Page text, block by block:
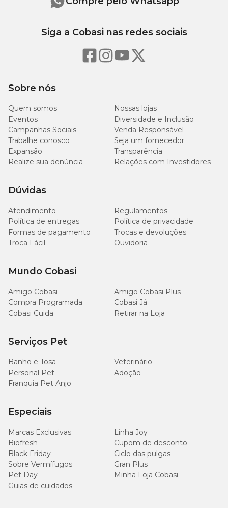
Sobre nós
Quem somos
Nossas lojas
Eventos
Diversidade e Inclusão
Campanhas Sociais
Venda Responsável
Trabalhe conosco
Seja um fornecedor
Expansão
Transparência
Realize sua denúncia
Relações com Investidores
Dúvidas
Atendimento
Regulamentos
Política de entregas
Política de privacidade
Formas de pagamento
Trocas e devoluções
Troca Fácil
Ouvidoria
Mundo Cobasi
Amigo Cobasi
Amigo Cobasi Plus
Compra Programada
Cobasi Já
Cobasi Cuida
Retirar na Loja
Serviços Pet
Banho e Tosa
Veterinário
Personal Pet
Adoção
Franquia Pet Anjo
Especiais
Marcas Exclusivas
Linha Joy
Biofresh
Cupom de desconto
Black Friday
Ciclo das pulgas
Sobre Vermífugos
Gran Plus
Pet Day
Minha Loja Cobasi
Guias de cuidados
Siga a Cobasi nas redes sociais